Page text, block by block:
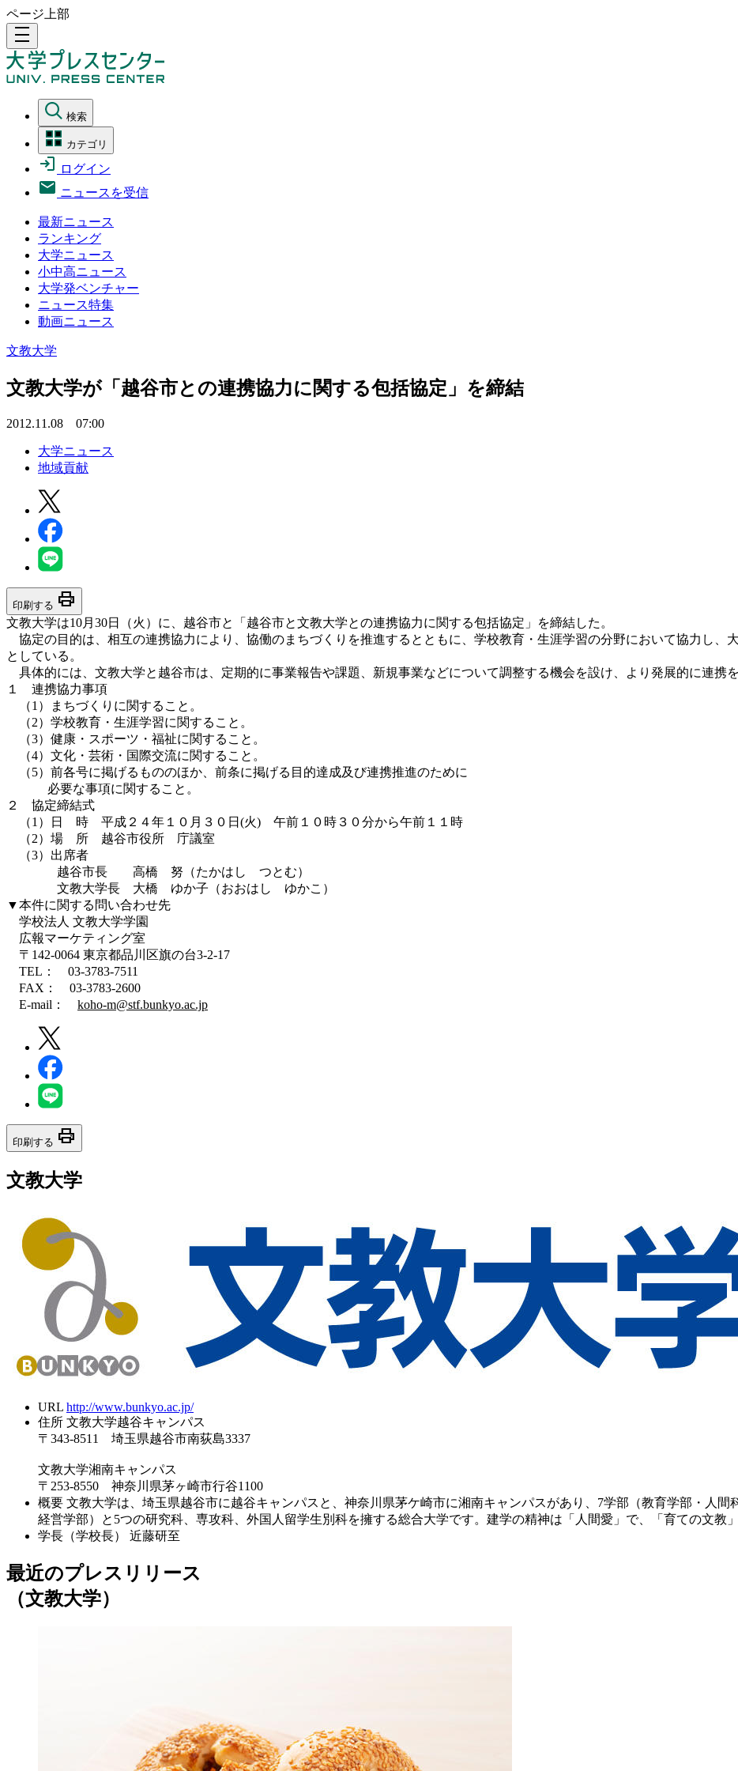
ページ上部
density_medium
検索
カテゴリ
ログイン
ニュースを受信
最新ニュース
ランキング
大学ニュース
小中高ニュース
大学発ベンチャー
ニュース特集
動画ニュース
文教大学
文教大学が「越谷市との連携協力に関する包括協定」を締結
2012.11.08 07:00
大学ニュース
地域貢献
印刷する print
文教大学は10月30日（火）に、越谷市と「越谷市と文教大学との連携協力に関する包括協定」を締結した。
協定の目的は、相互の連携協力により、協働のまちづくりを推進するとともに、学校教育・生涯学習の分野において協力し、
としている。
具体的には、文教大学と越谷市は、定期的に事業報告や課題、新規事業などについて調整する機会を設け、より発展的に連携を
１ 連携協力事項
（1）まちづくりに関すること。
（2）学校教育・生涯学習に関すること。
（3）健康・スポーツ・福祉に関すること。
（4）文化・芸術・国際交流に関すること。
（5）前各号に掲げるもののほか、前条に掲げる目的達成及び連携推進のために
必要な事項に関すること。
２ 協定締結式
（1）日 時 平成２４年１０月３０日(火) 午前１０時３０分から午前１１時
（2）場 所 越谷市役所 庁議室
（3）出席者
越谷市長 高橋 努（たかはし つとむ）
文教大学長 大橋 ゆか子（おおはし ゆかこ）
▼本件に関する問い合わせ先
学校法人 文教大学学園
広報マーケティング室
〒142-0064 東京都品川区旗の台3-2-17
TEL： 03-3783-7511
FAX： 03-3783-2600
E-mail： koho-m@stf.bunkyo.ac.jp
印刷する print
文教大学
URL http://www.bunkyo.ac.jp/
住所 文教大学越谷キャンパス
〒343-8511 埼玉県越谷市南荻島3337
文教大学湘南キャンパス
〒253-8550 神奈川県茅ヶ崎市行谷1100
概要 文教大学は、埼玉県越谷市に越谷キャンパスと、神奈川県茅ケ崎市に湘南キャンパスがあり、7学部（教育学部・人間
経営学部）と5つの研究科、専攻科、外国人留学生別科を擁する総合大学です。建学の精神は「人間愛」で、「育ての文教
学長（学校長）
近藤研至
最近のプレスリリース
（文教大学）